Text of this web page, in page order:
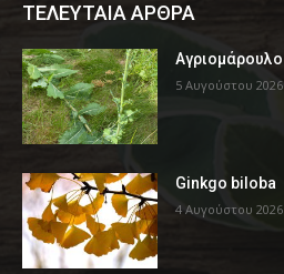
ΤΕΛΕΥΤΑΙΑ ΑΡΘΡΑ
Αγριομάρουλο
5 Αυγούστου 2026
Ginkgo biloba
4 Αυγούστου 2026